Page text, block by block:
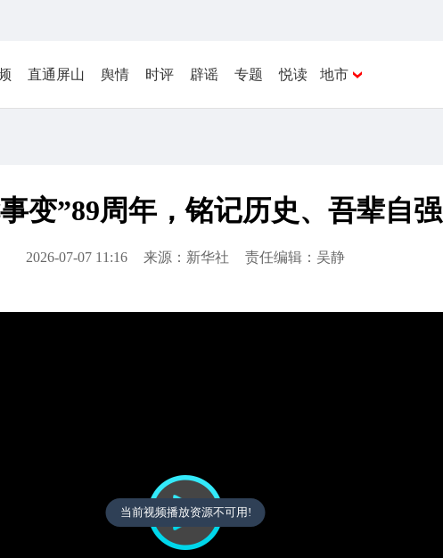
直通屏山 舆情 时评 辟谣 专题 悦读 地市
变”89周年，铭记历史、吾辈自强
2026-07-07 11:16 来源：新华社 责任编辑：吴静
当前视频播放资源不可用!